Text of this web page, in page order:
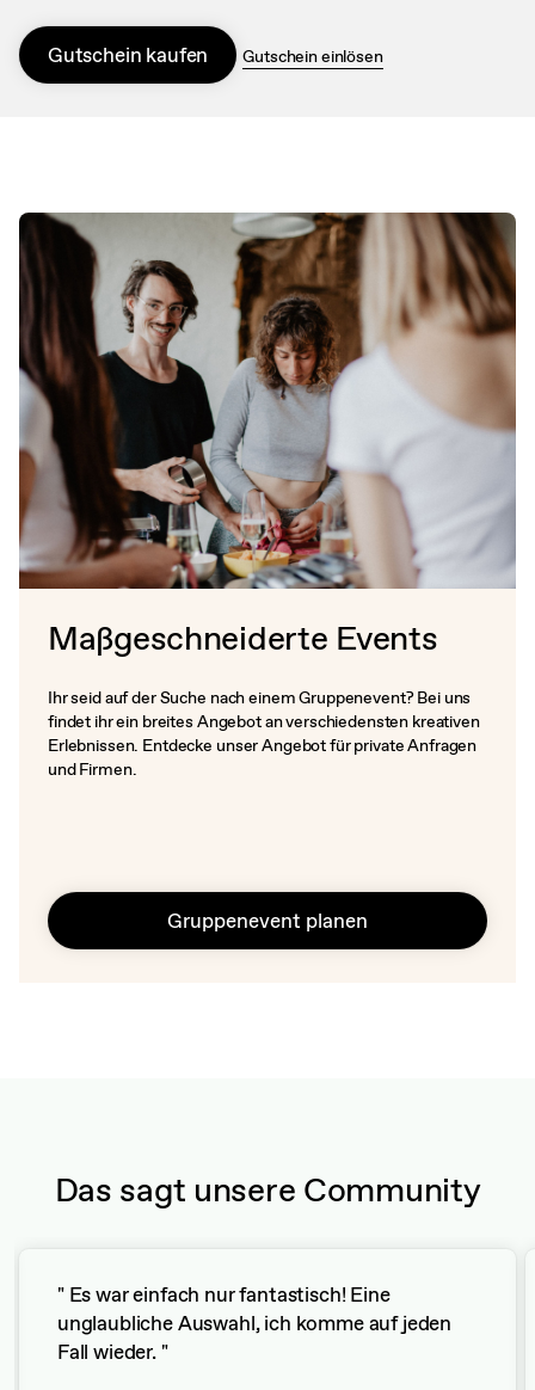
Maßgeschneiderte Events
Ihr seid auf der Suche nach einem Gruppenevent? Bei uns
findet ihr ein breites Angebot an verschiedensten kreativen
Erlebnissen. Entdecke unser Angebot für private Anfragen
und Firmen.
Gruppenevent planen
Das sagt unsere Community
" Es war einfach nur fantastisch! Eine
unglaubliche Auswahl, ich komme auf jeden
Fall wieder. "
Gutschein kaufen Gutschein einlösen